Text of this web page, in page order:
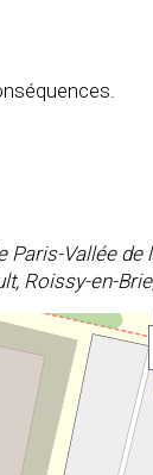
Vallée
Roissy-en-